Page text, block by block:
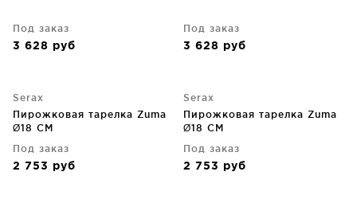
Под заказ
3 628 руб
Под заказ
3 628 руб
Serax
Пирожковая тарелка Zuma
Ø18 CM
Под заказ
2 753 руб
Serax
Пирожковая тарелка Zuma
Ø18 CM
Под заказ
2 753 руб